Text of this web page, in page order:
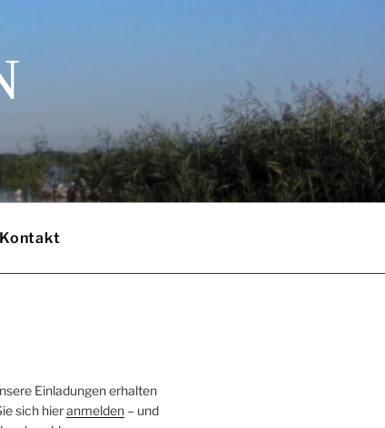
Kontakt
Einladungen erhalten
sich hieranmelden– und